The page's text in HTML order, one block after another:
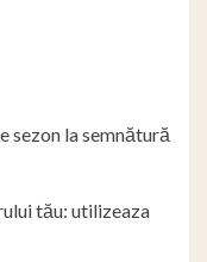
sezon la semnătură
tău: utilizeaza